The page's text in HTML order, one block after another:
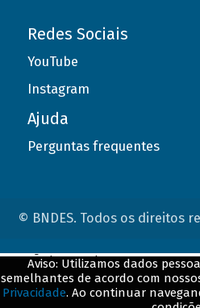
Redes Sociais
YouTube
Instagram
Ajuda
Perguntas frequentes
© BNDES. Todos os direitos
Aviso: Utilizamos dados
semelhantes de acordo com
Privacidade. Ao continuar
ConteÃºdo complementar
${title}${badge}